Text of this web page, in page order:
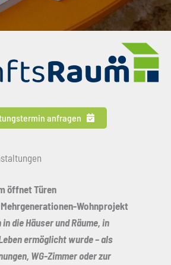
anfragen
öffnet Türen
Mehrgenerationen-Wohnprojekt
die Häuser und Räume, in
ermöglicht wurde – als
WG-Zimmer oder zur